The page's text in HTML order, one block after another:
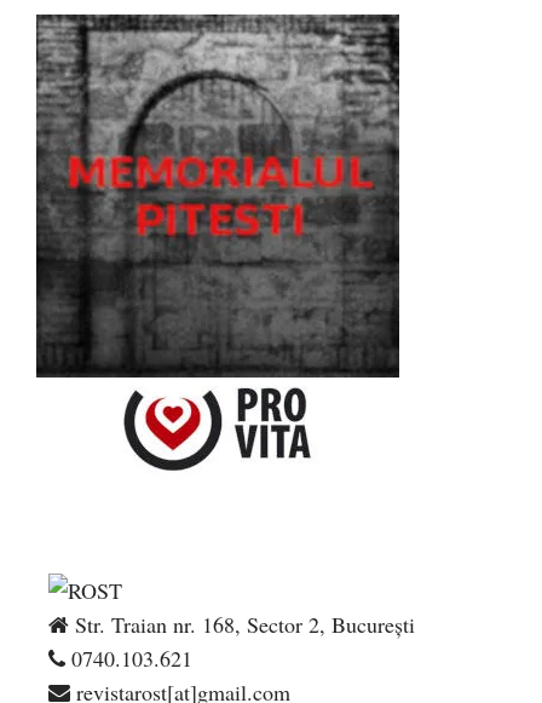
Str. Traian nr. 168, Sector 2, București
0740.103.621
revistarost[at]gmail.com